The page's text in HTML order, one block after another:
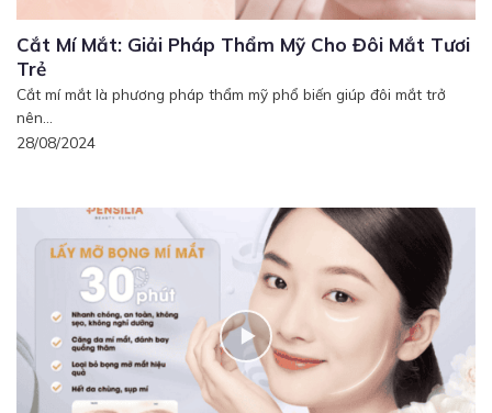
Cắt Mí Mắt: Giải Pháp Thẩm Mỹ Cho Đôi Mắt Tươi
Trẻ
Cắt mí mắt là phương pháp thẩm mỹ phổ biến giúp đôi mắt trở
nên...
28/08/2024